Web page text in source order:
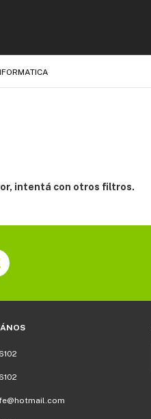
intentá con otros filtros.